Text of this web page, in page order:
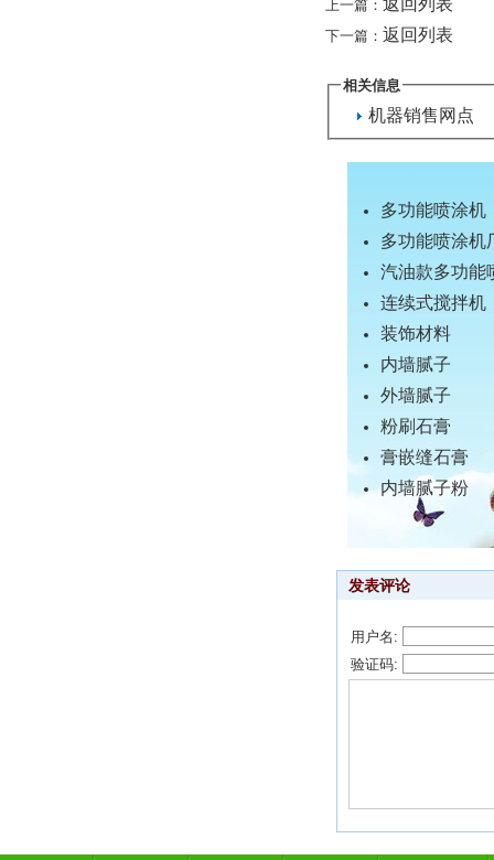
上一篇：
下一篇： 返回列表
相关信息
机器销售网点
多功能喷涂机
多功能喷涂机
汽油款多功能
连续式搅拌机
装饰材料
内墙腻子
外墙腻子
粉刷石膏
膏嵌缝石膏
内墙腻子粉
发表评论
用户名:
验证码: